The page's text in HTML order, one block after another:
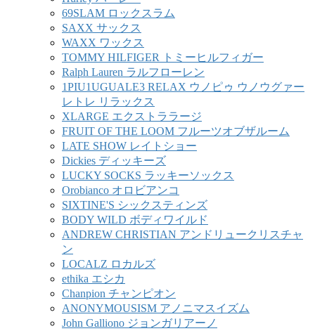
69SLAM ロックスラム
SAXX サックス
WAXX ワックス
TOMMY HILFIGER トミーヒルフィガー
Ralph Lauren ラルフローレン
1PIU1UGUALE3 RELAX ウノピゥ ウノウグァー
レトレ リラックス
XLARGE エクストララージ
FRUIT OF THE LOOM フルーツオブザルーム
LATE SHOW レイトショー
Dickies ディッキーズ
LUCKY SOCKS ラッキーソックス
Orobianco オロビアンコ
SIXTINE'S シックスティンズ
BODY WILD ボディワイルド
ANDREW CHRISTIAN アンドリュークリスチャ
ン
LOCALZ ロカルズ
ethika エシカ
Chanpion チャンピオン
ANONYMOUSISM アノニマスイズム
John Galliono ジョンガリアーノ